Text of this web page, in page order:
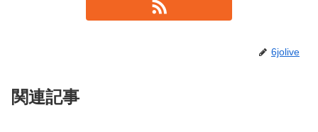
6jolive
関連記事